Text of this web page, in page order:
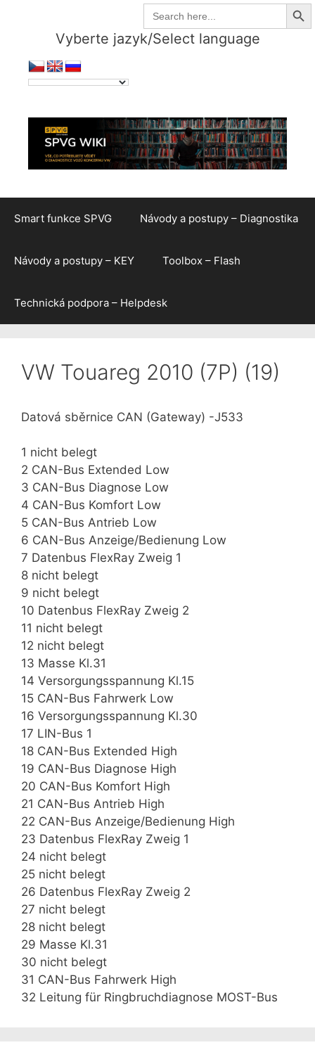
Search
for:
Search
Vyberte jazyk/Select language
Smart funkce SPVG Návody a postupy – Diagnostika
Návody a postupy – KEY Toolbox – Flash
Technická podpora – Helpdesk
VW Touareg 2010 (7P) (19)
Datová sběrnice CAN (Gateway) -J533
1 nicht belegt
2 CAN-Bus Extended Low
3 CAN-Bus Diagnose Low
4 CAN-Bus Komfort Low
5 CAN-Bus Antrieb Low
6 CAN-Bus Anzeige/Bedienung Low
7 Datenbus FlexRay Zweig 1
8 nicht belegt
9 nicht belegt
10 Datenbus FlexRay Zweig 2
11 nicht belegt
12 nicht belegt
13 Masse Kl.31
14 Versorgungsspannung Kl.15
15 CAN-Bus Fahrwerk Low
16 Versorgungsspannung Kl.30
17 LIN-Bus 1
18 CAN-Bus Extended High
19 CAN-Bus Diagnose High
20 CAN-Bus Komfort High
21 CAN-Bus Antrieb High
22 CAN-Bus Anzeige/Bedienung High
23 Datenbus FlexRay Zweig 1
24 nicht belegt
25 nicht belegt
26 Datenbus FlexRay Zweig 2
27 nicht belegt
28 nicht belegt
29 Masse Kl.31
30 nicht belegt
31 CAN-Bus Fahrwerk High
32 Leitung für Ringbruchdiagnose MOST-Bus